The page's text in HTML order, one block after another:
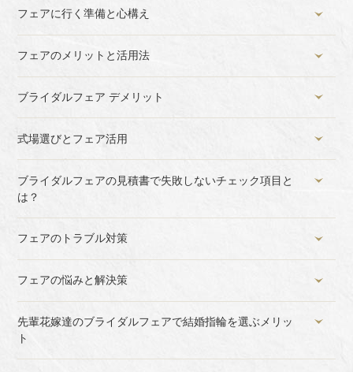
フェアに行く準備と心構え
フェアのメリットと活用法
ブライダルフェア デメリット
式場選びとフェア活用
ブライダルフェアの見積書で失敗しないチェック項目と
は？
フェアのトラブル対策
フェアの悩みと解決策
先輩花嫁達のブライダルフェアで結婚指輪を選ぶメリッ
ト